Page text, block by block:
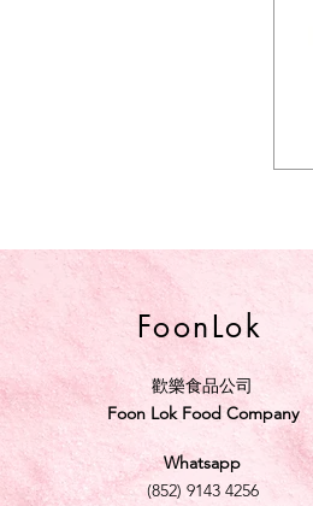
FoonLok
歡樂食品公司
Foon Lok Food Company
Whatsapp
(852) 9143 4256